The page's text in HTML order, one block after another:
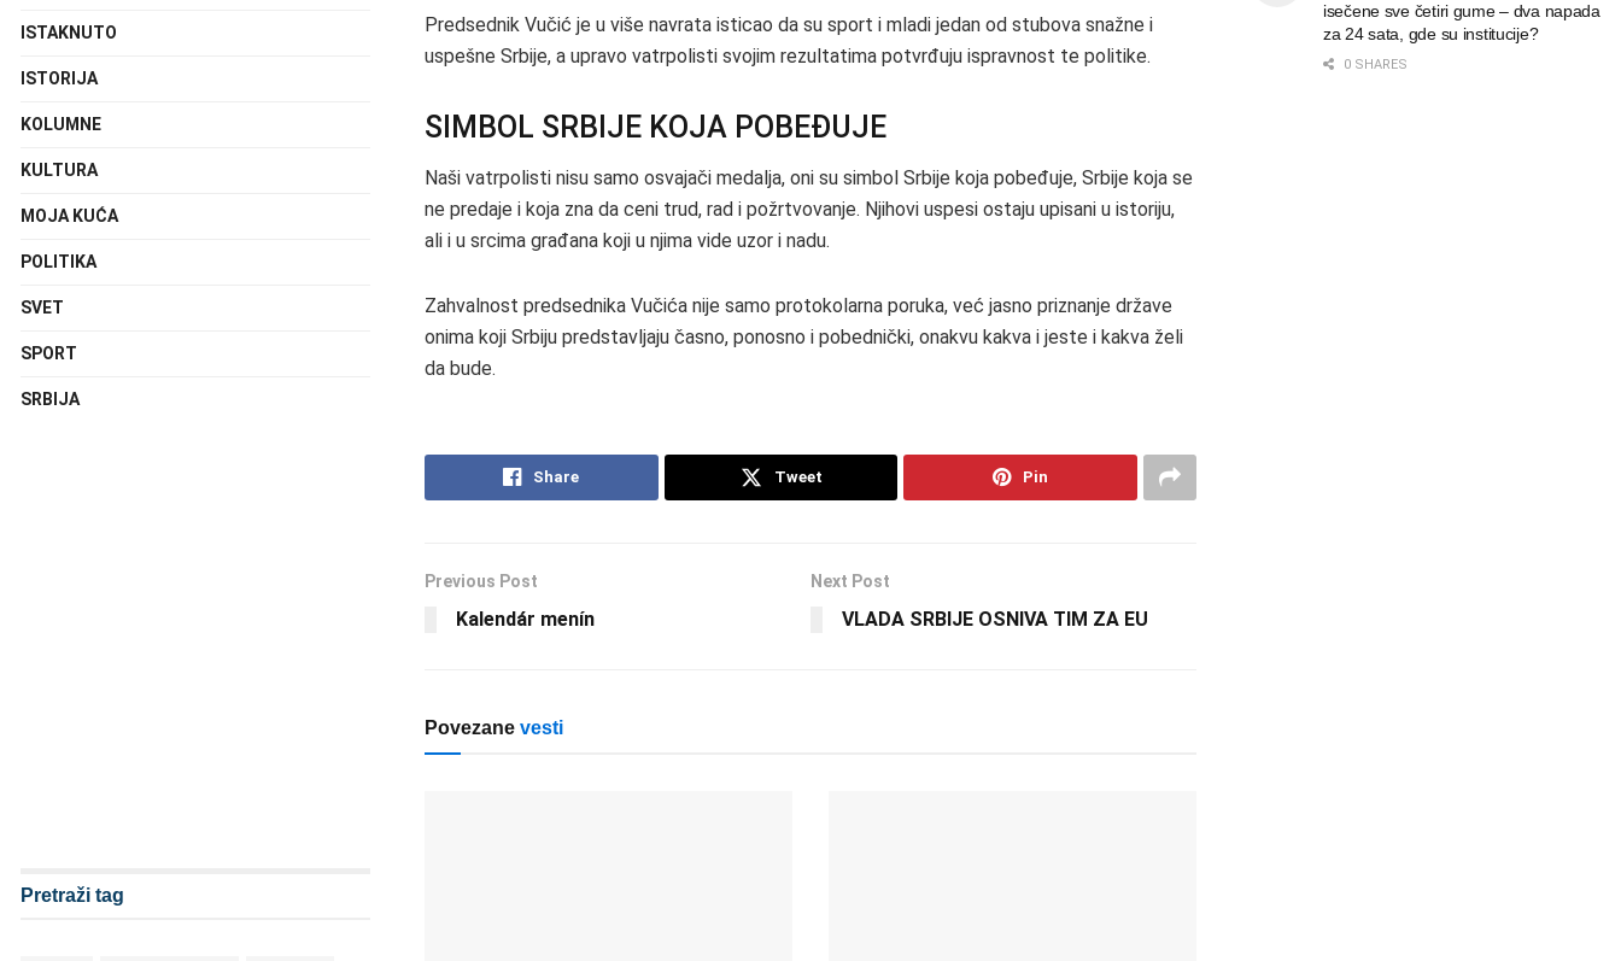
Predsednik Vučić je u više navrata isticao da su sport i mladi jedan od stubova snažne i
uspešne Srbije, a upravo vatrpolisti svojim rezultatima potvrđuju ispravnost te politike.
SIMBOL SRBIJE KOJA POBEĐUJE
Naši vatrpolisti nisu samo osvajači medalja, oni su simbol Srbije koja pobeđuje, Srbije koja se
ne predaje i koja zna da ceni trud, rad i požrtvovanje. Njihovi uspesi ostaju upisani u istoriju,
ali i u srcima građana koji u njima vide uzor i nadu.
Zahvalnost predsednika Vučića nije samo protokolarna poruka, već jasno priznanje države
onima koji Srbiju predstavljaju časno, ponosno i pobednički, onakvu kakva i jeste i kakva želi
da bude.
Share Tweet Pin
Previous Post
Kalendár menín
Next Post
VLADA SRBIJE OSNIVA TIM ZA EU
Povezane vesti
ISTAKNUTO
ISTORIJA
KOLUMNE
KULTURA
MOJA KUĆA
POLITIKA
SVET
SPORT
SRBIJA
Pretraži tag
isečene sve četiri gume – dva napada
za 24 sata, gde su institucije?
0 SHARES